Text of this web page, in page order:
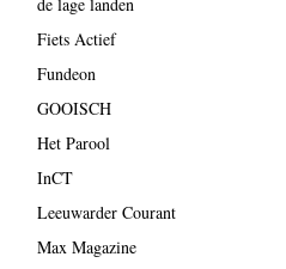
Fiets Actief
Fundeon
GOOISCH
Het Parool
InCT
Leeuwarder Courant
Max Magazine